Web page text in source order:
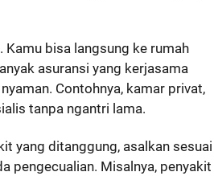
Kamu bisa langsung ke rumah
asuransi yang kerjasama
Contohnya, kamar privat,
tanpa ngantri lama.
yang ditanggung, asalkan sesuai
pengecualian. Misalnya, penyakit